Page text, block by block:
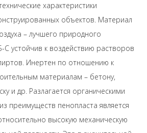
характеристики
объектов. Материал
– лучшего природного
С устойчив к воздействию растворов
Инертен по отношению к
материалам – бетону,
и др. Разлагается органическими
преимуществ пенопласта является
высокую механическую